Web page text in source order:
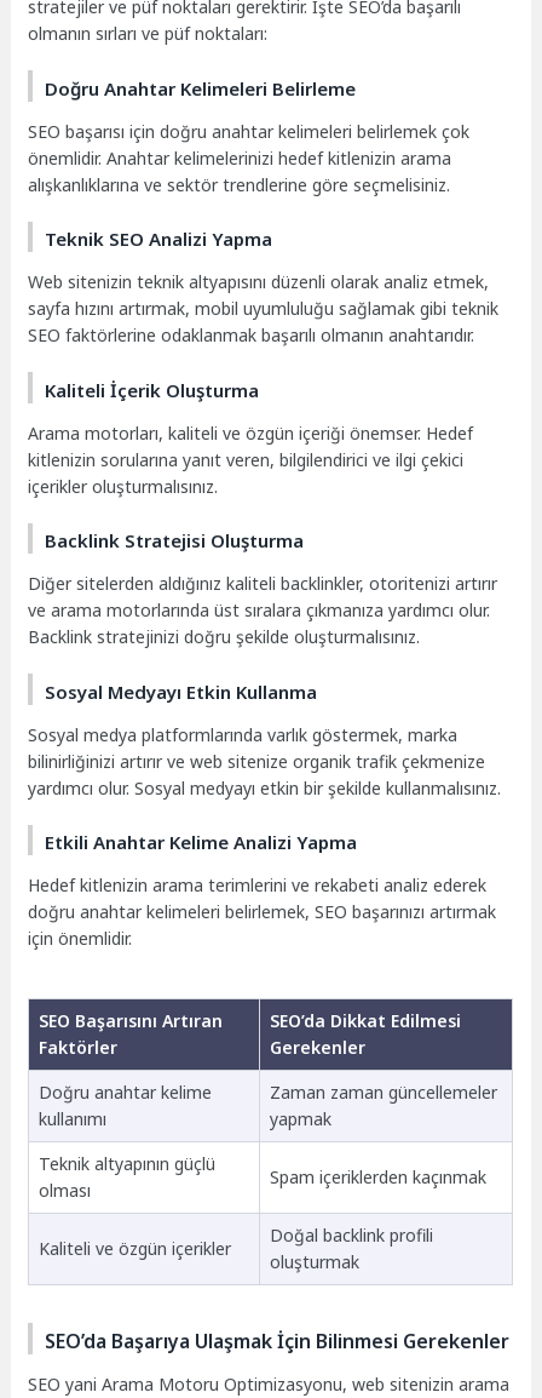
stratejiler ve püf noktaları gerektirir. İşte SEO’da başarılı
olmanın sırları ve püf noktaları:
Doğru Anahtar Kelimeleri Belirleme
SEO başarısı için doğru anahtar kelimeleri belirlemek çok
önemlidir. Anahtar kelimelerinizi hedef kitlenizin arama
alışkanlıklarına ve sektör trendlerine göre seçmelisiniz.
Teknik SEO Analizi Yapma
Web sitenizin teknik altyapısını düzenli olarak analiz etmek,
sayfa hızını artırmak, mobil uyumluluğu sağlamak gibi teknik
SEO faktörlerine odaklanmak başarılı olmanın anahtarıdır.
Kaliteli İçerik Oluşturma
Arama motorları, kaliteli ve özgün içeriği önemser. Hedef
kitlenizin sorularına yanıt veren, bilgilendirici ve ilgi çekici
içerikler oluşturmalısınız.
Backlink Stratejisi Oluşturma
Diğer sitelerden aldığınız kaliteli backlinkler, otoritenizi artırır
ve arama motorlarında üst sıralara çıkmanıza yardımcı olur.
Backlink stratejinizi doğru şekilde oluşturmalısınız.
Sosyal Medyayı Etkin Kullanma
Sosyal medya platformlarında varlık göstermek, marka
bilinirliğinizi artırır ve web sitenize organik trafik çekmenize
yardımcı olur. Sosyal medyayı etkin bir şekilde kullanmalısınız.
Etkili Anahtar Kelime Analizi Yapma
Hedef kitlenizin arama terimlerini ve rekabeti analiz ederek
doğru anahtar kelimeleri belirlemek, SEO başarınızı artırmak
için önemlidir.
SEO Başarısını Artıran
Faktörler
SEO’da Dikkat Edilmesi
Gerekenler
Doğru anahtar kelime
kullanımı
Zaman zaman güncellemeler
yapmak
Teknik altyapının güçlü
olması
Spam içeriklerden kaçınmak
Kaliteli ve özgün içerikler
Doğal backlink profili
oluşturmak
SEO’da Başarıya Ulaşmak İçin Bilinmesi Gerekenler
SEO yani Arama Motoru Optimizasyonu, web sitenizin arama